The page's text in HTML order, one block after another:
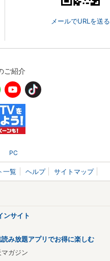
メールでURLを送る
ご紹介
PC
一覧 ヘルプ サイトマップ
ンサイト
読み放題アプリでお得に楽しむ
ガジン